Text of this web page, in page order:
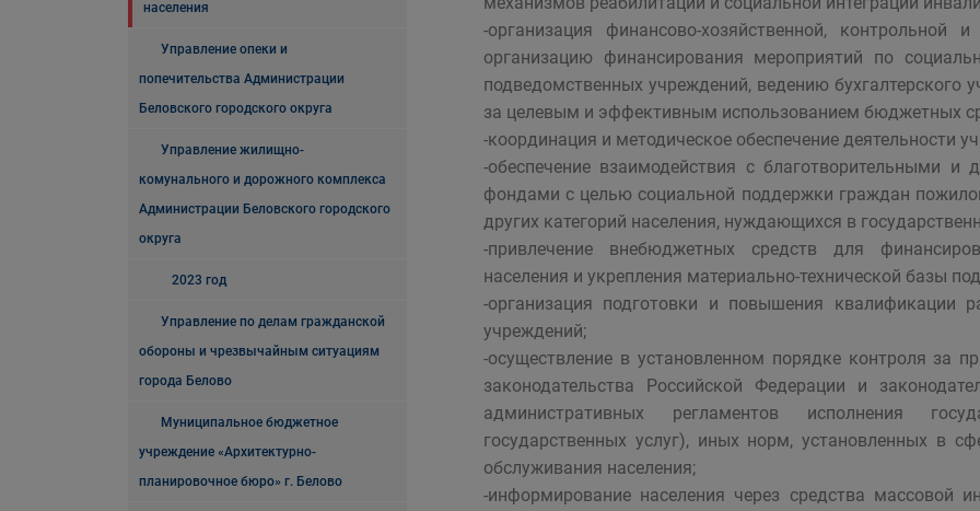
населения
Управление опеки и
попечительства Администрации
Беловского городского округа
Управление жилищно-
комунального и дорожного комплекса
Администрации Беловского городского
округа
2023 год
Управление по делам гражданской
обороны и чрезвычайным ситуациям
города Белово
Муниципальное бюджетное
учреждение «Архитектурно-
планировочное бюро» г. Белово
-организация финансово-хозяйственной, контрольной
организацию финансирования мероприятий по
подведомственных учреждений, ведению бухгалтерского
за целевым и эффективным использованием бюджетных
-координация и методическое обеспечение деятельности
-обеспечение взаимодействия с благотворительными
фондами с целью социальной поддержки граждан
других категорий населения, нуждающихся в
-привлечение внебюджетных средств для
населения и укрепления материально-технической базы
-организация подготовки и повышения квалификации
учреждений;
-осуществление в установленном порядке контроля за
законодательства Российской Федерации и
административных регламентов исполнения
государственных услуг), иных норм, установленных в
обслуживания населения;
-информирование населения через средства массовой